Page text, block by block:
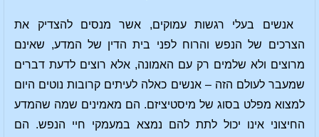
אנשים בעלי רגשות עמוקים, אשר מנסים להצדיק את
הצרכים של הנפש והרוח לפני בית הדין של המדע, שאינם
מרוצים ולא שלמים רק עם האמונה, אלא רוצים לדעת דברים
שמעבר לעולם הזה – אנשים כאלה לעיתים קרובות נוטים היום
למצוא מפלט בסוג של מיסטיציזם. הם מאמינים שמה שהמדע
החיצוני אינו יכול לתת להם נמצא במעמקי חיי הנפש. הם